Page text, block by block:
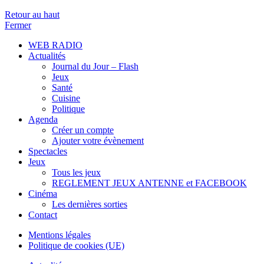
Retour au haut
Fermer
WEB RADIO
Actualités
Journal du Jour – Flash
Jeux
Santé
Cuisine
Politique
Agenda
Créer un compte
Ajouter votre évènement
Spectacles
Jeux
Tous les jeux
REGLEMENT JEUX ANTENNE et FACEBOOK
Cinéma
Les dernières sorties
Contact
Mentions légales
Politique de cookies (UE)